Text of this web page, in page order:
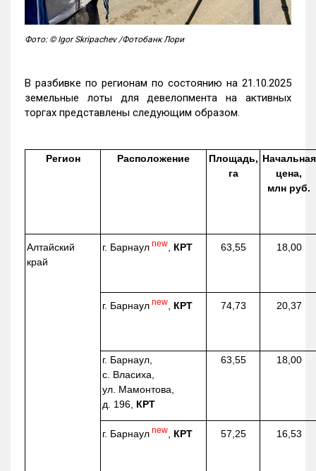
Фото: © Igor Skripachev /Фотобанк Лори
В разбивке по регионам по состоянию на 21.10.2025
земельные лоты для девелопмента на активных
торгах представлены следующим образом.
Регион Расположение
Площадь,
га
Начальная
цена,
млн руб.
Алтайский
край
г. Барнаул new КРТ 63,55 18,00
г. Барнаул new КРТ 74,73 20,37
г. Барнаул,
с. Власиха,
ул. Мамонтова,
д. 196, КРТ
63,55 18,00
г. Барнаул new КРТ 57,25 16,53